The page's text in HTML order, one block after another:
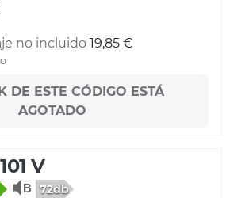
no incluido 19,85 €
DE ESTE CÓDIGO ESTÁ
AGOTADO
V
72db